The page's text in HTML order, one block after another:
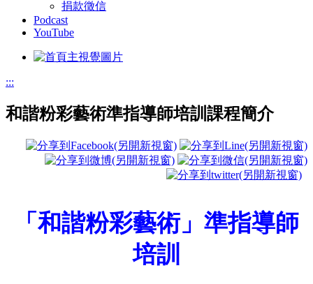
捐款徵信
Podcast
YouTube
:::
和諧粉彩藝術準指導師培訓課程簡介
「和諧粉彩藝術」準指導師
培訓